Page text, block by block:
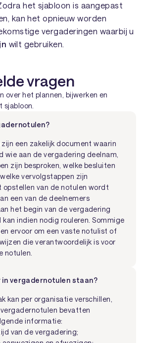
het sjabloon is aangepast
kan het opnieuw worden
vergaderingen waarbij u
wilt gebruiken.
vragen
over het plannen, bijwerken en
een zakelijk document waarin
wie aan de vergadering deelnam,
zijn besproken, welke besluiten
vervolgstappen zijn
opstellen van de notulen wordt
een van de deelnemers
het begin van de vergadering
kan indien nodig rouleren. Sommige
ervoor om een vaste notulist of
die verantwoordelijk is voor
notulen.
vergadernotulen staan?
kan per organisatie verschillen,
bevatten
informatie:
van de vergadering;